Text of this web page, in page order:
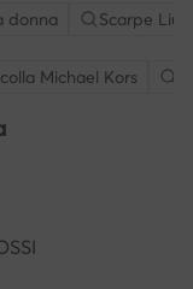
donna Scarpe Liu
Michael Kors